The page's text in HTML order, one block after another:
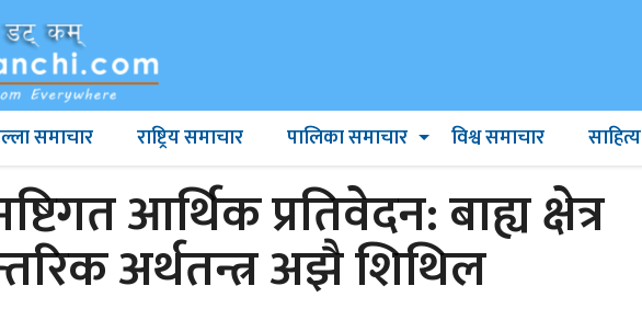
समाचार राष्ट्रिय समाचार पालिका समाचार विश्व समाचार साहित्य
आर्थिक प्रतिवेदन: बाह्य क्षेत्र
अर्थतन्त्र अझै शिथिल